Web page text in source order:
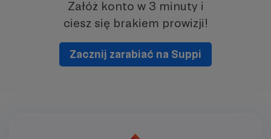
Załóż konto w 3 minuty i
ciesz się brakiem prowizji!
Zacznij zarabiać na Suppi